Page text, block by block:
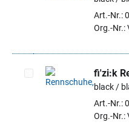
Artikel auswählenArt.-Nr.:
Org.-Nr.:
Artikel auswählen
fi'zi:k
black /
Art.-Nr.:
Org.-Nr.: